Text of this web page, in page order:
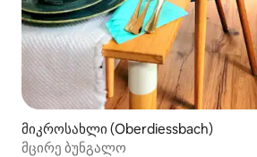
მიკროსახლი (Oberdiessbach)
მცირე ბუნგალო